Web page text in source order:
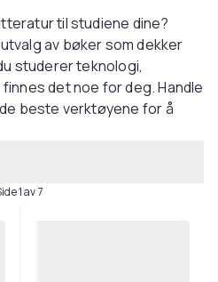
til studiene dine?
av bøker som dekker
studerer teknologi,
det noe for deg. Handle
beste verktøyene for å
1 av 7